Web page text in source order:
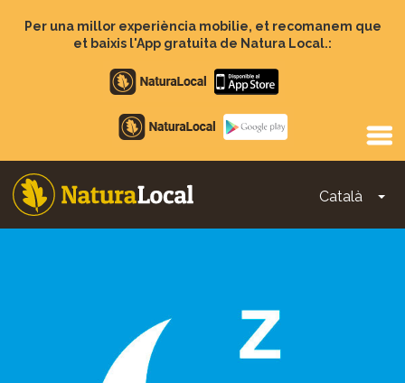
Per una millor experiència mobilie, et recomanem que
et baixis l'App gratuita de Natura Local.:
Apple
store
Google
Play
Català
Main